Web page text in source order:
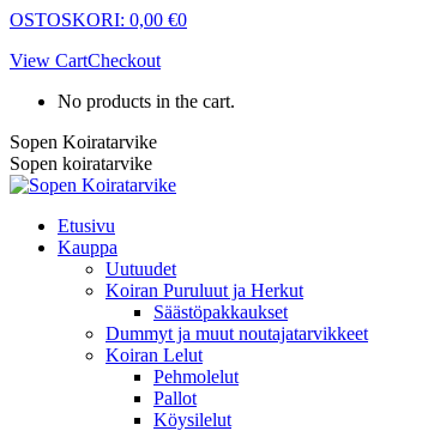
Skip
content
OSTOSKORI: 0,00 €0
View CartCheckout
No products in the cart.
Sopen Koiratarvike
Sopen koiratarvike
Etusivu
Kauppa
Uutuudet
Koiran Puruluut ja Herkut
Säästöpakkaukset
Dummyt ja muut noutajatarvikkeet
Koiran Lelut
Pehmolelut
Pallot
Köysilelut